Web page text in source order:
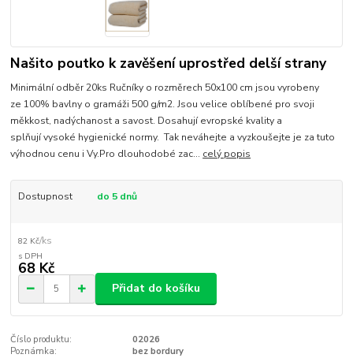
Našito poutko k zavěšení uprostřed delší strany
Minimální odběr 20ks Ručníky o rozměrech 50x100 cm jsou vyrobeny
ze 100% bavlny o gramáži 500 g/m2. Jsou velice oblíbené pro svoji
měkkost, nadýchanost a savost. Dosahují evropské kvality a
splňují vysoké hygienické normy. Tak neváhejte a vyzkoušejte je za tuto
výhodnou cenu i Vy.Pro dlouhodobé zac... celý popis
Dostupnost do 5 dnů
82 Kč/ks
68 Kč
Přidat do košíku
Číslo produktu:
02026
Poznámka:
bez bordury